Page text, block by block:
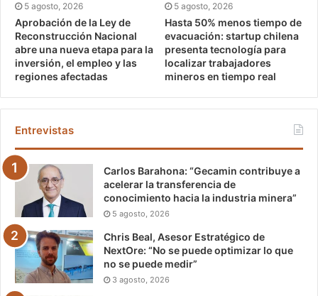
5 agosto, 2026
Aprobación de la Ley de
Reconstrucción Nacional
abre una nueva etapa para la
inversión, el empleo y las
regiones afectadas
5 agosto, 2026
Hasta 50% menos tiempo de
evacuación: startup chilena
presenta tecnología para
localizar trabajadores
mineros en tiempo real
Entrevistas
Carlos Barahona: “Gecamin contribuye a
acelerar la transferencia de
conocimiento hacia la industria minera”
5 agosto, 2026
Chris Beal, Asesor Estratégico de
NextOre: “No se puede optimizar lo que
no se puede medir”
3 agosto, 2026